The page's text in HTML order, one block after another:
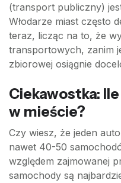
(transport publiczny)
Włodarze miast często
teraz, licząc na to, że
transportowych, zanim
zbiorowej osiągnie
Ciekawostka:
w mieście?
Czy wiesz, że jeden
nawet 40-50
względem zajmowanej
samochody są